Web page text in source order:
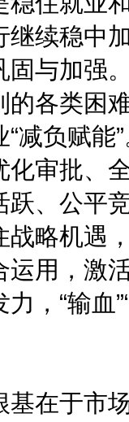
继续稳中
固与加强
的各类困
减负赋能
化审批、
跃、公平
战略机遇
运用，激
，“输血
在于市场